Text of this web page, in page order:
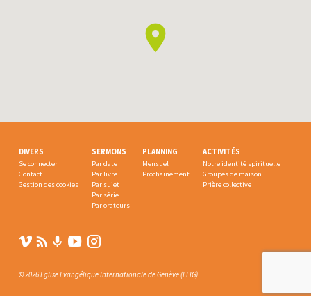
DIVERS
Se connecter
Contact
Gestion des cookies
SERMONS
Par date
Par livre
Par sujet
Par série
Par orateurs
PLANNING
Mensuel
Prochainement
ACTIVITÉS
Notre identité spirituelle
Groupes de maison
Prière collective
© 2026 Eglise Evangélique Internationale de Genève (EEIG)